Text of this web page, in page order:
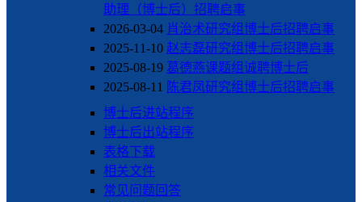
助理（博士后）招聘启事
2026-03-04 肖治术研究组博士后招聘启事
2025-11-10 赵志磊研究组博士后招聘启事
2025-08-19 葛德燕课题组诚聘博士后
2025-08-11 陈君凤研究组博士后招聘启事
博士后进站程序
博士后出站程序
表格下载
相关文件
常见问题回答